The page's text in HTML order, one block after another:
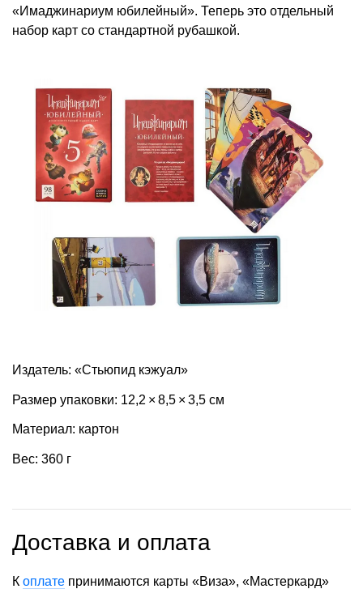
«Имаджинариум юбилейный». Теперь это отдельный
набор карт со стандартной рубашкой.
Издатель: «Стьюпид кэжуал»
Размер упаковки: 12,2 × 8,5 × 3,5 см
Материал: картон
Вес: 360 г
Доставка и оплата
К оплате принимаются карты «Виза», «Мастеркард»